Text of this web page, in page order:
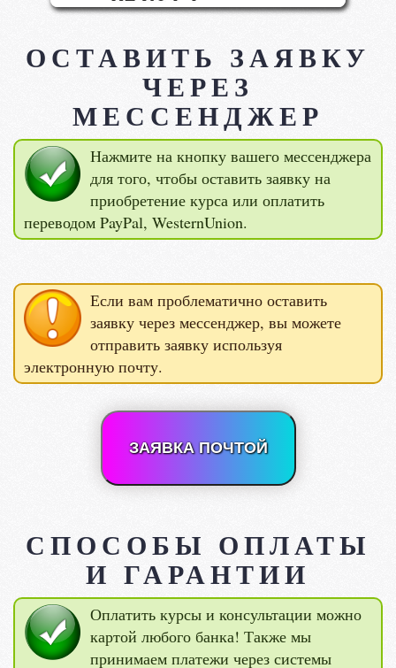
ОСТАВИТЬ ЗАЯВКУ
ЧЕРЕЗ
МЕССЕНДЖЕР
Нажмите на кнопку вашего мессенджера
для того, чтобы оставить заявку на
приобретение курса или оплатить
переводом PayPal, WesternUnion.
Если вам проблематично оставить
заявку через мессенджер, вы можете
отправить заявку используя
электронную почту.
ЗАЯВКА ПОЧТОЙ
СПОСОБЫ ОПЛАТЫ
И ГАРАНТИИ
Оплатить курсы и консультации можно
картой любого банка! Также мы
принимаем платежи через системы